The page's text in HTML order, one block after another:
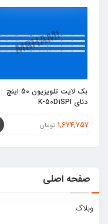
بک لایت تلویزیون 50 اینچ
دنای K-50D1SPI
1,674,757 تومان
صفحه اصلی
وبلاگ